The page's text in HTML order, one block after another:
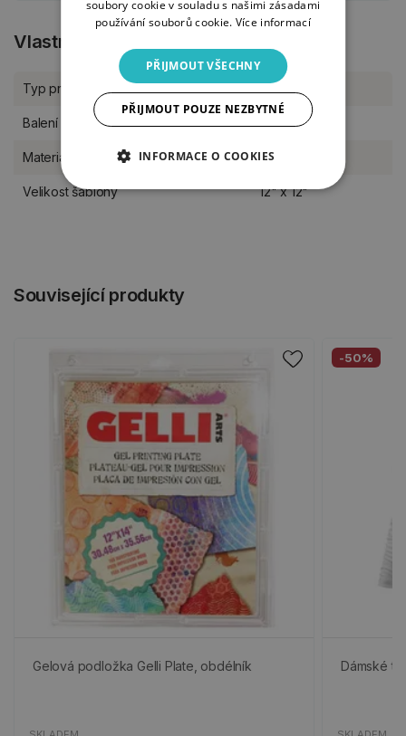
Vlastnosti produktu
Typ produktu Šablony
Balení kus
Materiál plast
Velikost šablony 12" x 12"
Související produkty
Gelová podložka Gelli Plate, obdélník
-50%
Dámské
soubory cookie v souladu s našimi zásadami
používání souborů cookie. Více informací
PŘIJMOUT VŠECHNY
PŘIJMOUT POUZE NEZBYTNÉ
INFORMACE O COOKIES